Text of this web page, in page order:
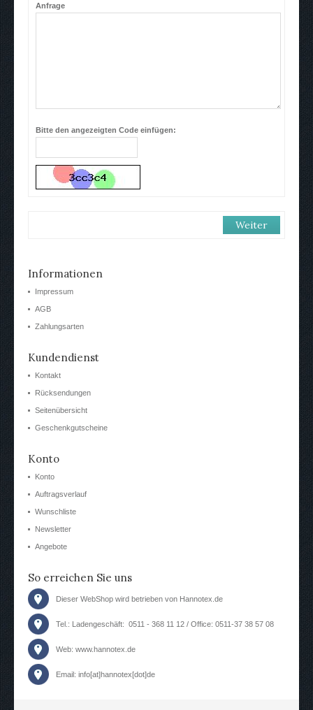
Anfrage
Bitte den angezeigten Code einfügen:
Informationen
Impressum
AGB
Zahlungsarten
Kundendienst
Kontakt
Rücksendungen
Seitenübersicht
Geschenkgutscheine
Konto
Konto
Auftragsverlauf
Wunschliste
Newsletter
Angebote
So erreichen Sie uns
Dieser WebShop wird betrieben von Hannotex.de
Tel.: Ladengeschäft: 0511 - 368 11 12 / Office: 0511-37 38 57 08
Web: www.hannotex.de
Email: info[at]hannotex[dot]de